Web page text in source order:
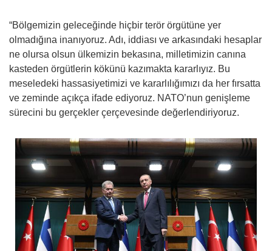
“Bölgemizin geleceğinde hiçbir terör örgütüne yer
olmadığına inanıyoruz. Adı, iddiası ve arkasındaki hesaplar
ne olursa olsun ülkemizin bekasına, milletimizin canına
kasteden örgütlerin kökünü kazımakta kararlıyız. Bu
meseledeki hassasiyetimizi ve kararlılığımızı da her fırsatta
ve zeminde açıkça ifade ediyoruz. NATO’nun genişleme
sürecini bu gerçekler çerçevesinde değerlendiriyoruz.